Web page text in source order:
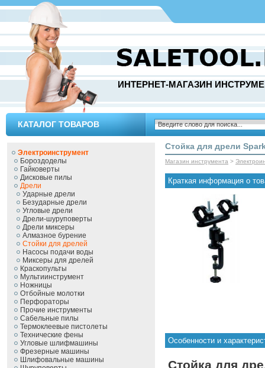
ИНТЕРНЕТ-МАГАЗИН
КАТАЛОГ ТОВАРОВ
Электроинструмент
Бороздоделы
Гайковерты
Дисковые пилы
Дрели
Ударные дрели
Безударные дрели
Угловые дрели
Дрели-шуруповерты
Дрели миксеры
Алмазное бурение
Стойки для дрелей
Насосы подачи воды
Миксеры для дрелей
Краскопульты
Мультиинструмент
Ножницы
Отбойные молотки
Перфораторы
Прочие инструменты
Сабельные пилы
Термоклеевые пистолеты
Технические фены
Угловые шлифмашины
Фрезерные машины
Шлифовальные машины
Стойка для дрели
Магазин инструмента >
Краткая информация о
Особенности и
Стойка для